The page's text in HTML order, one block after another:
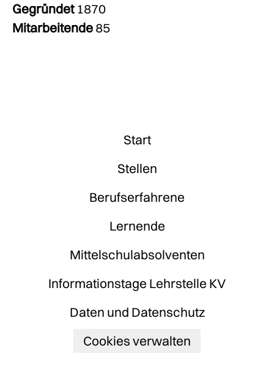
Gegründet1870
Mitarbeitende85
Start
Stellen
Berufserfahrene
Lernende
Mittelschulabsolventen
Informationstage Lehrstelle KV
Daten und Datenschutz
Cookies verwalten